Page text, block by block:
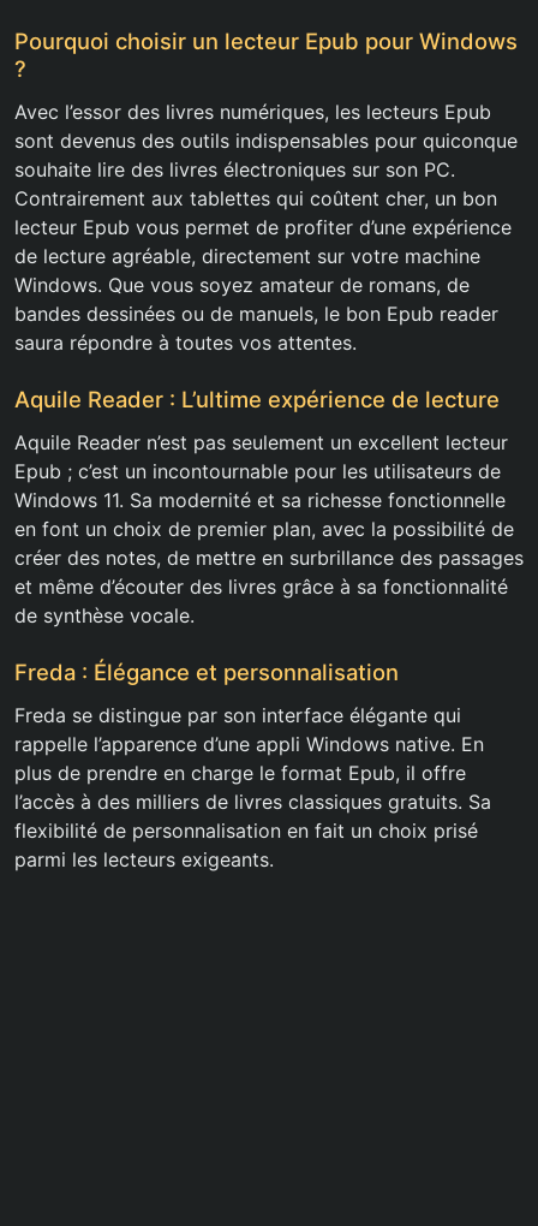
Pourquoi choisir un lecteur Epub pour Windows
?
Avec l’essor des livres numériques, les lecteurs Epub
sont devenus des outils indispensables pour quiconque
souhaite lire des livres électroniques sur son PC.
Contrairement aux tablettes qui coûtent cher, un bon
lecteur Epub vous permet de profiter d’une expérience
de lecture agréable, directement sur votre machine
Windows. Que vous soyez amateur de romans, de
bandes dessinées ou de manuels, le bon Epub reader
saura répondre à toutes vos attentes.
Aquile Reader : L’ultime expérience de lecture
Aquile Reader n’est pas seulement un excellent lecteur
Epub ; c’est un incontournable pour les utilisateurs de
Windows 11. Sa modernité et sa richesse fonctionnelle
en font un choix de premier plan, avec la possibilité de
créer des notes, de mettre en surbrillance des passages
et même d’écouter des livres grâce à sa fonctionnalité
de synthèse vocale.
Freda : Élégance et personnalisation
Freda se distingue par son interface élégante qui
rappelle l’apparence d’une appli Windows native. En
plus de prendre en charge le format Epub, il offre
l’accès à des milliers de livres classiques gratuits. Sa
flexibilité de personnalisation en fait un choix prisé
parmi les lecteurs exigeants.